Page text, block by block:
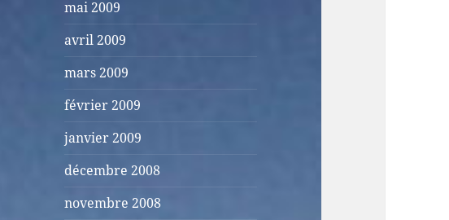
mai 2009
avril 2009
mars 2009
février 2009
janvier 2009
décembre 2008
novembre 2008